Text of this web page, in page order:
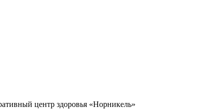
центр здоровья «Норникель»